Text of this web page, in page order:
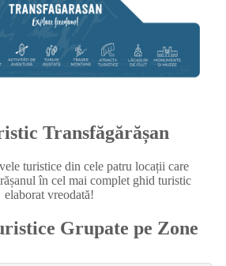
Transfăgărășan
turistice din cele patru locații care
în cel mai complet ghid turistic
elaborat vreodată!
Grupate pe Zone